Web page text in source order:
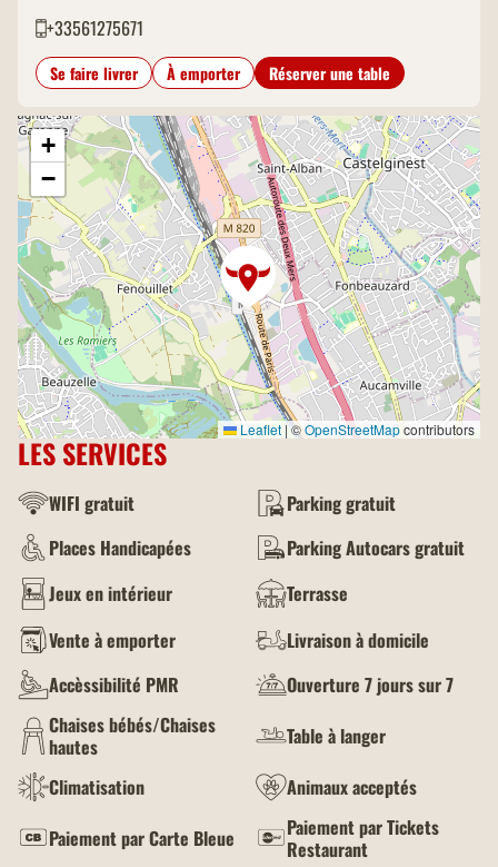
+33561275671
Se faire livrer À emporter Réserver une table
+
−
Leaflet |©OpenStreetMapcontributors
LES SERVICES
WIFI gratuit
Parking gratuit
Places Handicapées
Parking Autocars gratuit
Jeux en intérieur
Terrasse
Vente à emporter
Livraison à domicile
Accèssibilité PMR
Ouverture 7 jours sur 7
Chaises bébés/Chaises
hautes
Table à langer
Climatisation
Animaux acceptés
Paiement par Carte Bleue
Paiement par Tickets
Restaurant